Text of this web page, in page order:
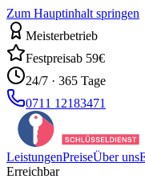
Zum Hauptinhalt springen
Meisterbetrieb
Festpreisab 59€
24/7 · 365 Tage
0711 12183471
LeistungenPreiseÜber uns
Erreichbar